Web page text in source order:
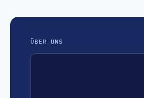
ÜBER UNS